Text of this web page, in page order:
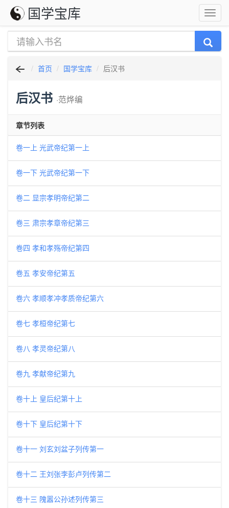
国学宝库
首页 国学宝库 后汉书
后汉书 ·范烨编
章节列表
卷一上 光武帝纪第一上
卷一下 光武帝纪第一下
卷二 显宗孝明帝纪第二
卷三 肃宗孝章帝纪第三
卷四 孝和孝殇帝纪第四
卷五 孝安帝纪第五
卷六 孝顺孝冲孝质帝纪第六
卷七 孝桓帝纪第七
卷八 孝灵帝纪第八
卷九 孝献帝纪第九
卷十上 皇后纪第十上
卷十下 皇后纪第十下
卷十一 刘玄刘盆子列传第一
卷十二 王刘张李彭卢列传第二
卷十三 隗嚣公孙述列传第三